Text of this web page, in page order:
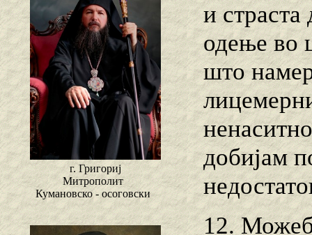
г. Григориј
Митрополит
Кумановско - осоговски
и
одење во
што
добијам
12.